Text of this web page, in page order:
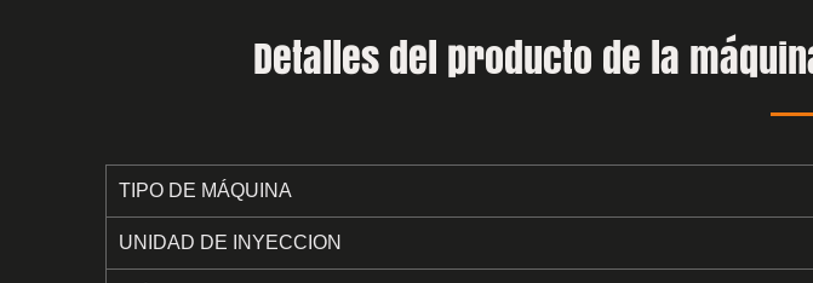
Detalles del producto de la
TIPO DE MÁQUINA
UNIDAD DE INYECCION